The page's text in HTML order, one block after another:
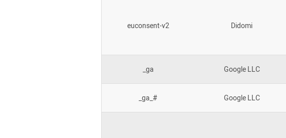
euconsent-v2 Didomi
_ga Google LLC
_ga_# Google LLC